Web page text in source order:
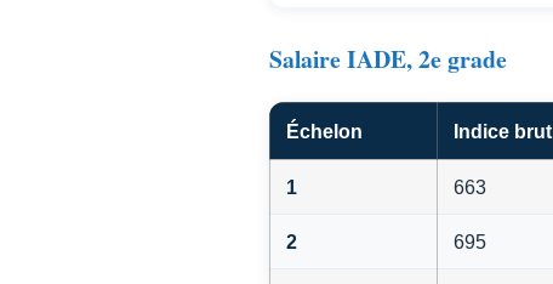
Salaire IADE, 2e grade
Échelon Indice brut
1 663
2 695